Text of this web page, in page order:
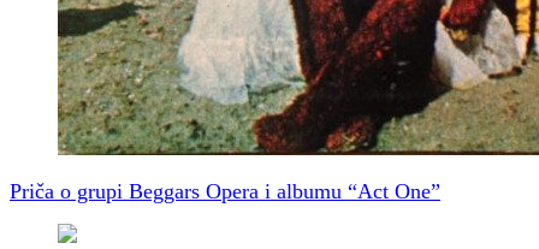
Priča o grupi Beggars Opera i albumu “Act One”